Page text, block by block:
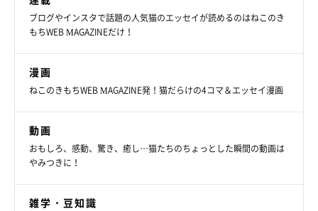
ブログやインスタで話題の人気猫のエッセイが読めるのはねこのき
もちWEB MAGAZINEだけ！
漫画
ねこのきもちWEB MAGAZINE発！猫だらけの4コマ＆エッセイ漫画
動画
おもしろ、感動、驚き、癒し…猫たちのちょっとした瞬間の動画は
やみつきに！
雑学・豆知識